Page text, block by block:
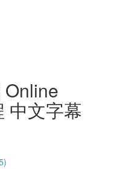
中文字幕